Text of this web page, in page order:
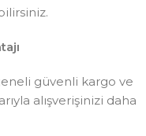
güvenli kargo ve
alışverişinizi daha